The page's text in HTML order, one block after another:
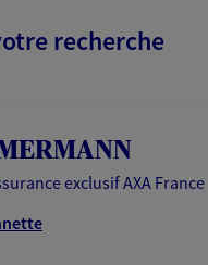
recherche
exclusif AXA France